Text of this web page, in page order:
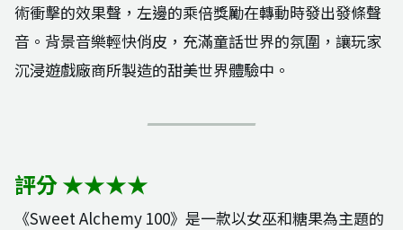
術衝擊的效果聲，左邊的乘倍獎勵在轉動時發出發條聲
音。背景音樂輕快俏皮，充滿童話世界的氛圍，讓玩家
沉浸遊戲廠商所製造的甜美世界體驗中。
評分 ★★★★
《Sweet Alchemy 100》是一款以女巫和糖果為主題的